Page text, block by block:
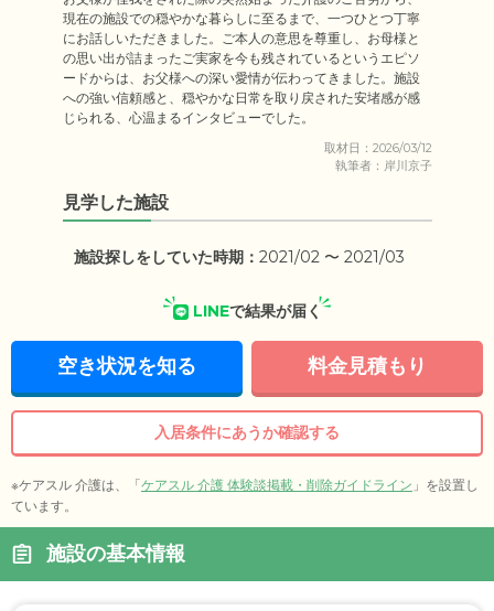
現在の施設での穏やかな暮らしに至るまで、一つひとつ丁寧
にお話しいただきました。ご本人の意思を尊重し、お母様と
の思い出が詰まったご実家を今も残されているというエピソ
ードからは、お父様への深い愛情が伝わってきました。施設
への強い信頼感と、穏やかな日常を取り戻された安堵感が感
じられる、心温まるインタビューでした。
取材日：2026/03/12
執筆者：岸川京子
見学した施設
施設探しをしていた時期： 2021/02 〜 2021/03
LINEで結果が届く
空き状況を知る 料金見積もり
入居条件にあうか確認する
※ケアスル 介護は、「ケアスル 介護 体験談掲載・削除ガイドライン 」を設置し
ています。
施設の基本情報